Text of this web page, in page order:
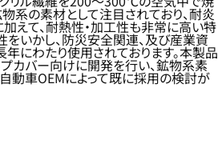
系の素材として注目されており、耐炎
加えて、耐熱性・加工性も非常に高い特
をいかし、防災安全関連、及び産業資
にわたり使用されております。本製品
カバー向けに開発を行い、鉱物系素
動車OEMによって既に採用の検討が